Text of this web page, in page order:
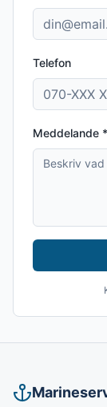
Telefon
Meddelande *